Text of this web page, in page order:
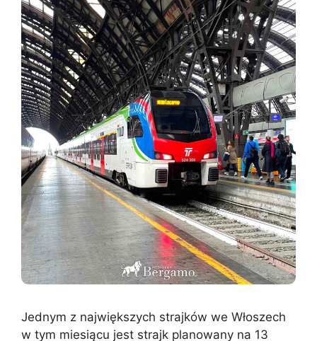
Jednym z największych strajków we Włoszech
w tym miesiącu jest strajk planowany na 13